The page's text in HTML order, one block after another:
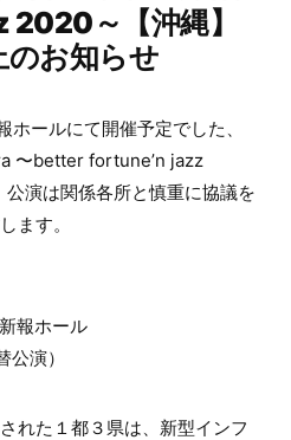
～【沖縄】
のお知らせ
ホールにて開催予定でした、
〜better fortune’n jazz
演は関係各所と慎重に協議を
ます。
報ホール
演）
れた１都３県は、新型インフ